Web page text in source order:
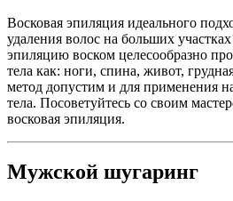
Восковая эпиляция идеального
удаления волос на больших
эпиляцию воском целесообразно
тела как: ноги, спина, живот,
метод допустим и для применения
тела. Посоветуйтесь со своим
восковая эпиляция.
Мужской шугаринг